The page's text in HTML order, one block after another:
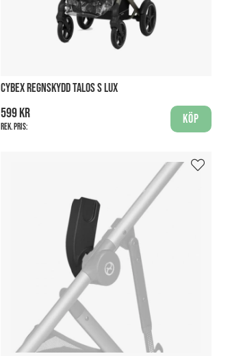
CYBEX REGNSKYDD TALOS S LUX
599 kr
Rek. pris:
Köp